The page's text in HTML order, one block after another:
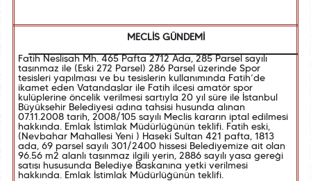
MECLİS GÜNDEMİ
Fatih Neslişah Mh. 465 Pafta 2712 Ada, 285 Parsel sayılı
taşınmaz ile (Eski 272 Parsel) 286 Parsel üzerinde Spor
tesisleri yapılması ve bu tesislerin kullanımında Fatih’de
ikamet eden Vatandaşlar ile Fatih ilçesi amatör spor
kulüplerine öncelik verilmesi şartıyla 20 yıl süre ile İstanbul
Büyükşehir Belediyesi adına tahsisi husunda alınan
07.11.2008 tarih, 2008/105 sayılı Meclis kararın iptal edilmesi
hakkında. Emlak İstimlak Müdürlüğünün teklifi. Fatih eski,
(Nevbahar Mahallesi Yeni ) Haseki Sultan 421 pafta, 1813
ada, 69 parsel sayılı 301/2400 hissesi Belediyemize ait olan
96.56 m2 alanlı taşınmaz ilgili yerin, 2886 sayılı yasa gereği
satışı hususunda Belediye Başkanına yetki verilmesi
hakkında. Emlak İstimlak Müdürlüğünün teklifi.